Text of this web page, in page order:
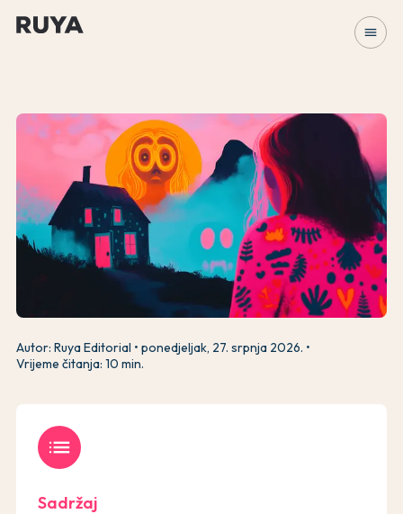
menu
Autor: Ruya Editorial
ponedjeljak, 27. srpnja 2026.
Vrijeme čitanja: 10 min.
list
Sadržaj